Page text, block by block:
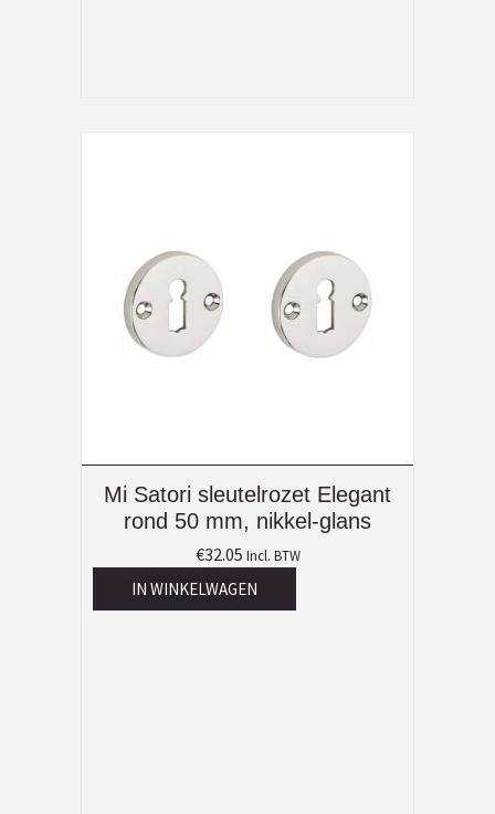
Mi Satori sleutelrozet Elegant
rond 50 mm, nikkel-glans
€32.05 Incl. BTW
IN WINKELWAGEN